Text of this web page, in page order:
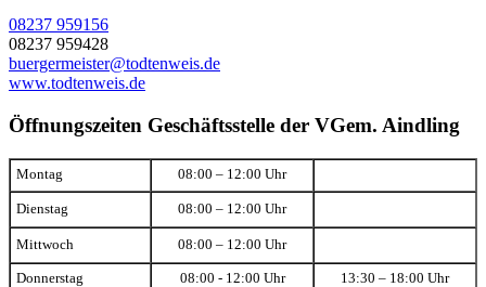
08237 959156
08237 959428
buergermeister@todtenweis.de
www.todtenweis.de
Öffnungszeiten Geschäftsstelle der VGem. Aindling
Montag 08:00 – 12:00 Uhr
Dienstag 08:00 – 12:00 Uhr
Mittwoch 08:00 – 12:00 Uhr
Donnerstag 08:00 - 12:00 Uhr 13:30 – 18:00 Uhr